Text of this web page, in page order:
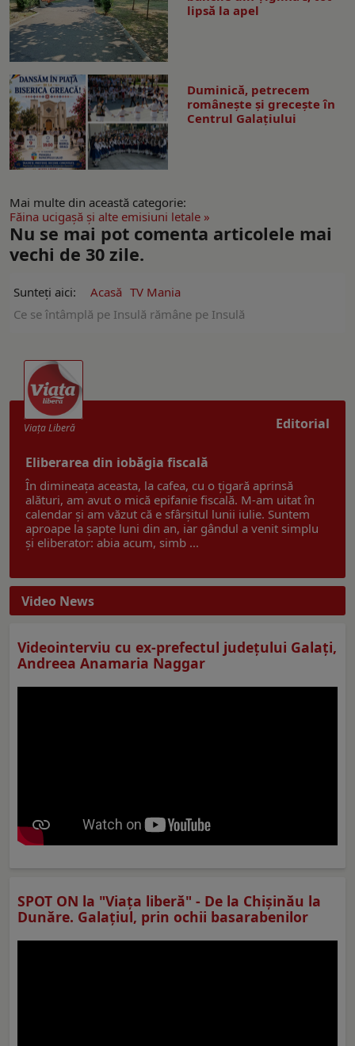
lipsă la apel
Duminică, petrecem
româneşte şi greceşte în
Centrul Galaţiului
Mai multe din această categorie:
Făina ucigaşă şi alte emisiuni letale »
Nu se mai pot comenta articolele mai
vechi de 30 zile.
Sunteți aici: Acasă TV Mania
Ce se întâmplă pe Insulă rămâne pe Insulă
Editorial
Viaţa Liberă
Eliberarea din iobăgia fiscală
În dimineața aceasta, la cafea, cu o țigară aprinsă
alături, am avut o mică epifanie fiscală. M-am uitat în
calendar și am văzut că e sfârșitul lunii iulie. Suntem
aproape la șapte luni din an, iar gândul a venit simplu
și eliberator: abia acum, simb ...
Video News
Videointerviu cu ex-prefectul judeţului Galaţi,
Andreea Anamaria Naggar
SPOT ON la "Viaţa liberă" - De la Chișinău la
Dunăre. Galațiul, prin ochii basarabenilor